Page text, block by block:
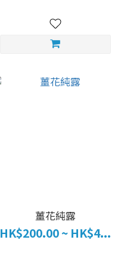
薑花純露
HK$200.00 ~ HK$4...